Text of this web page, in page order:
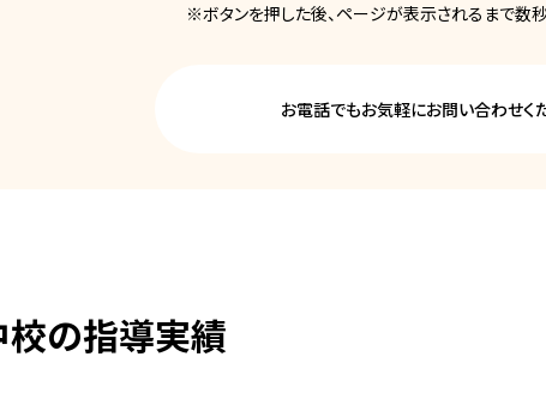
※ボタンを押した後、ページが表示されるまで数
お電話でもお気軽にお問い合わせく
校の指導実績